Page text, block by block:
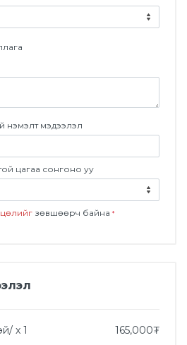
нэмэлт мэдээлэл
цагаа сонгоно уу
зөвшөөрч байна *
x 1 165,000₮